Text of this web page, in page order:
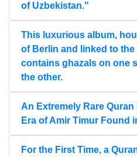
of Uzbekistan."
This luxurious album,
of Berlin and linked to
contains ghazals on one
the other.
An Extremely Rare
Era of Amir Timur Found
For the First Time, a